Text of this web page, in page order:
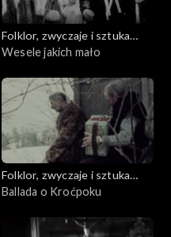
Folklor, zwyczaje i sztuka
ludowa
Wesele jakich mało
Folklor, zwyczaje i sztuka
ludowa
Ballada o Kroćpoku